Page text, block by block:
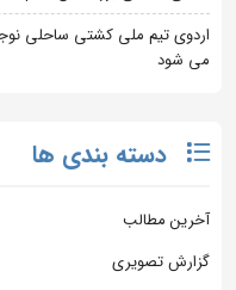
می شود
دسته بندی ها
آخرین مطالب
گزارش تصویری